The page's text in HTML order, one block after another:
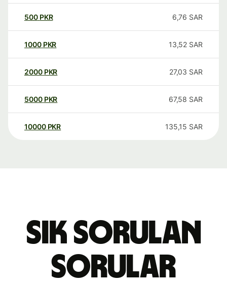
500 PKR 6,76 SAR
1000 PKR 13,52 SAR
2000 PKR 27,03 SAR
5000 PKR 67,58 SAR
10000 PKR 135,15 SAR
Sık sorulan
sorular